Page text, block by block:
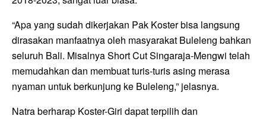
“Apa yang sudah dikerjakan Pak Koster bisa langsung
dirasakan manfaatnya oleh masyarakat Buleleng bahkan
seluruh Bali. Misalnya Short Cut Singaraja-Mengwi telah
memudahkan dan membuat turis-turis asing merasa
nyaman untuk berkunjung ke Buleleng,” jelasnya.
Natra berharap Koster-Giri dapat terpilih dan